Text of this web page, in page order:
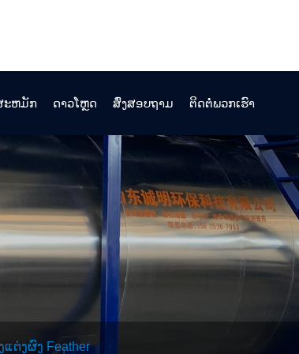
ະຫມັກ ດາວໂຫຼດ ສົ່ງສອບຖາມ ຕິດຕໍ່ພວກເຮົາ
ຕ່ງຜົງ Feather